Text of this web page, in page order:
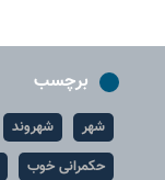
برچسب
شهر شهروند
حکمرانی خوب